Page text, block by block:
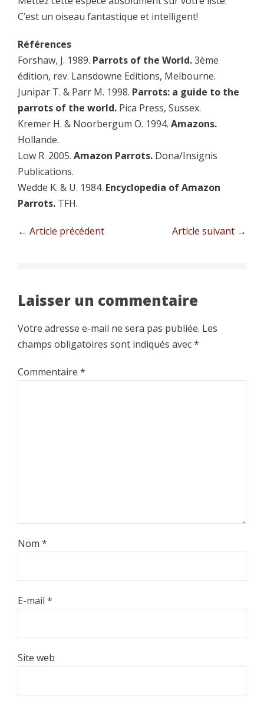
C’est un oiseau fantastique et intelligent!
Références
Forshaw, J. 1989. Parrots of the World.3ème
édition, rev. Lansdowne Editions, Melbourne.
Junipar T. & Parr M. 1998. Parrots: a guide to the
parrots of the world. Pica Press, Sussex.
Kremer H. & Noorbergum O. 1994. Amazons.
Hollande.
Low R. 2005. Amazon Parrots. Dona/Insignis
Publications.
Wedde K. & U. 1984. Encyclopedia of Amazon
Parrots. TFH.
Navigation
← Article précédent Article suivant →
Laisser un commentaire
Votre adresse e-mail ne sera pas publiée. Les
champs obligatoires sont indiqués avec*
Commentaire *
Nom *
E-mail *
Site web